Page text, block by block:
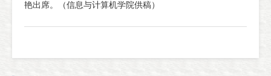
艳出席。（信息与计算机学院供稿）